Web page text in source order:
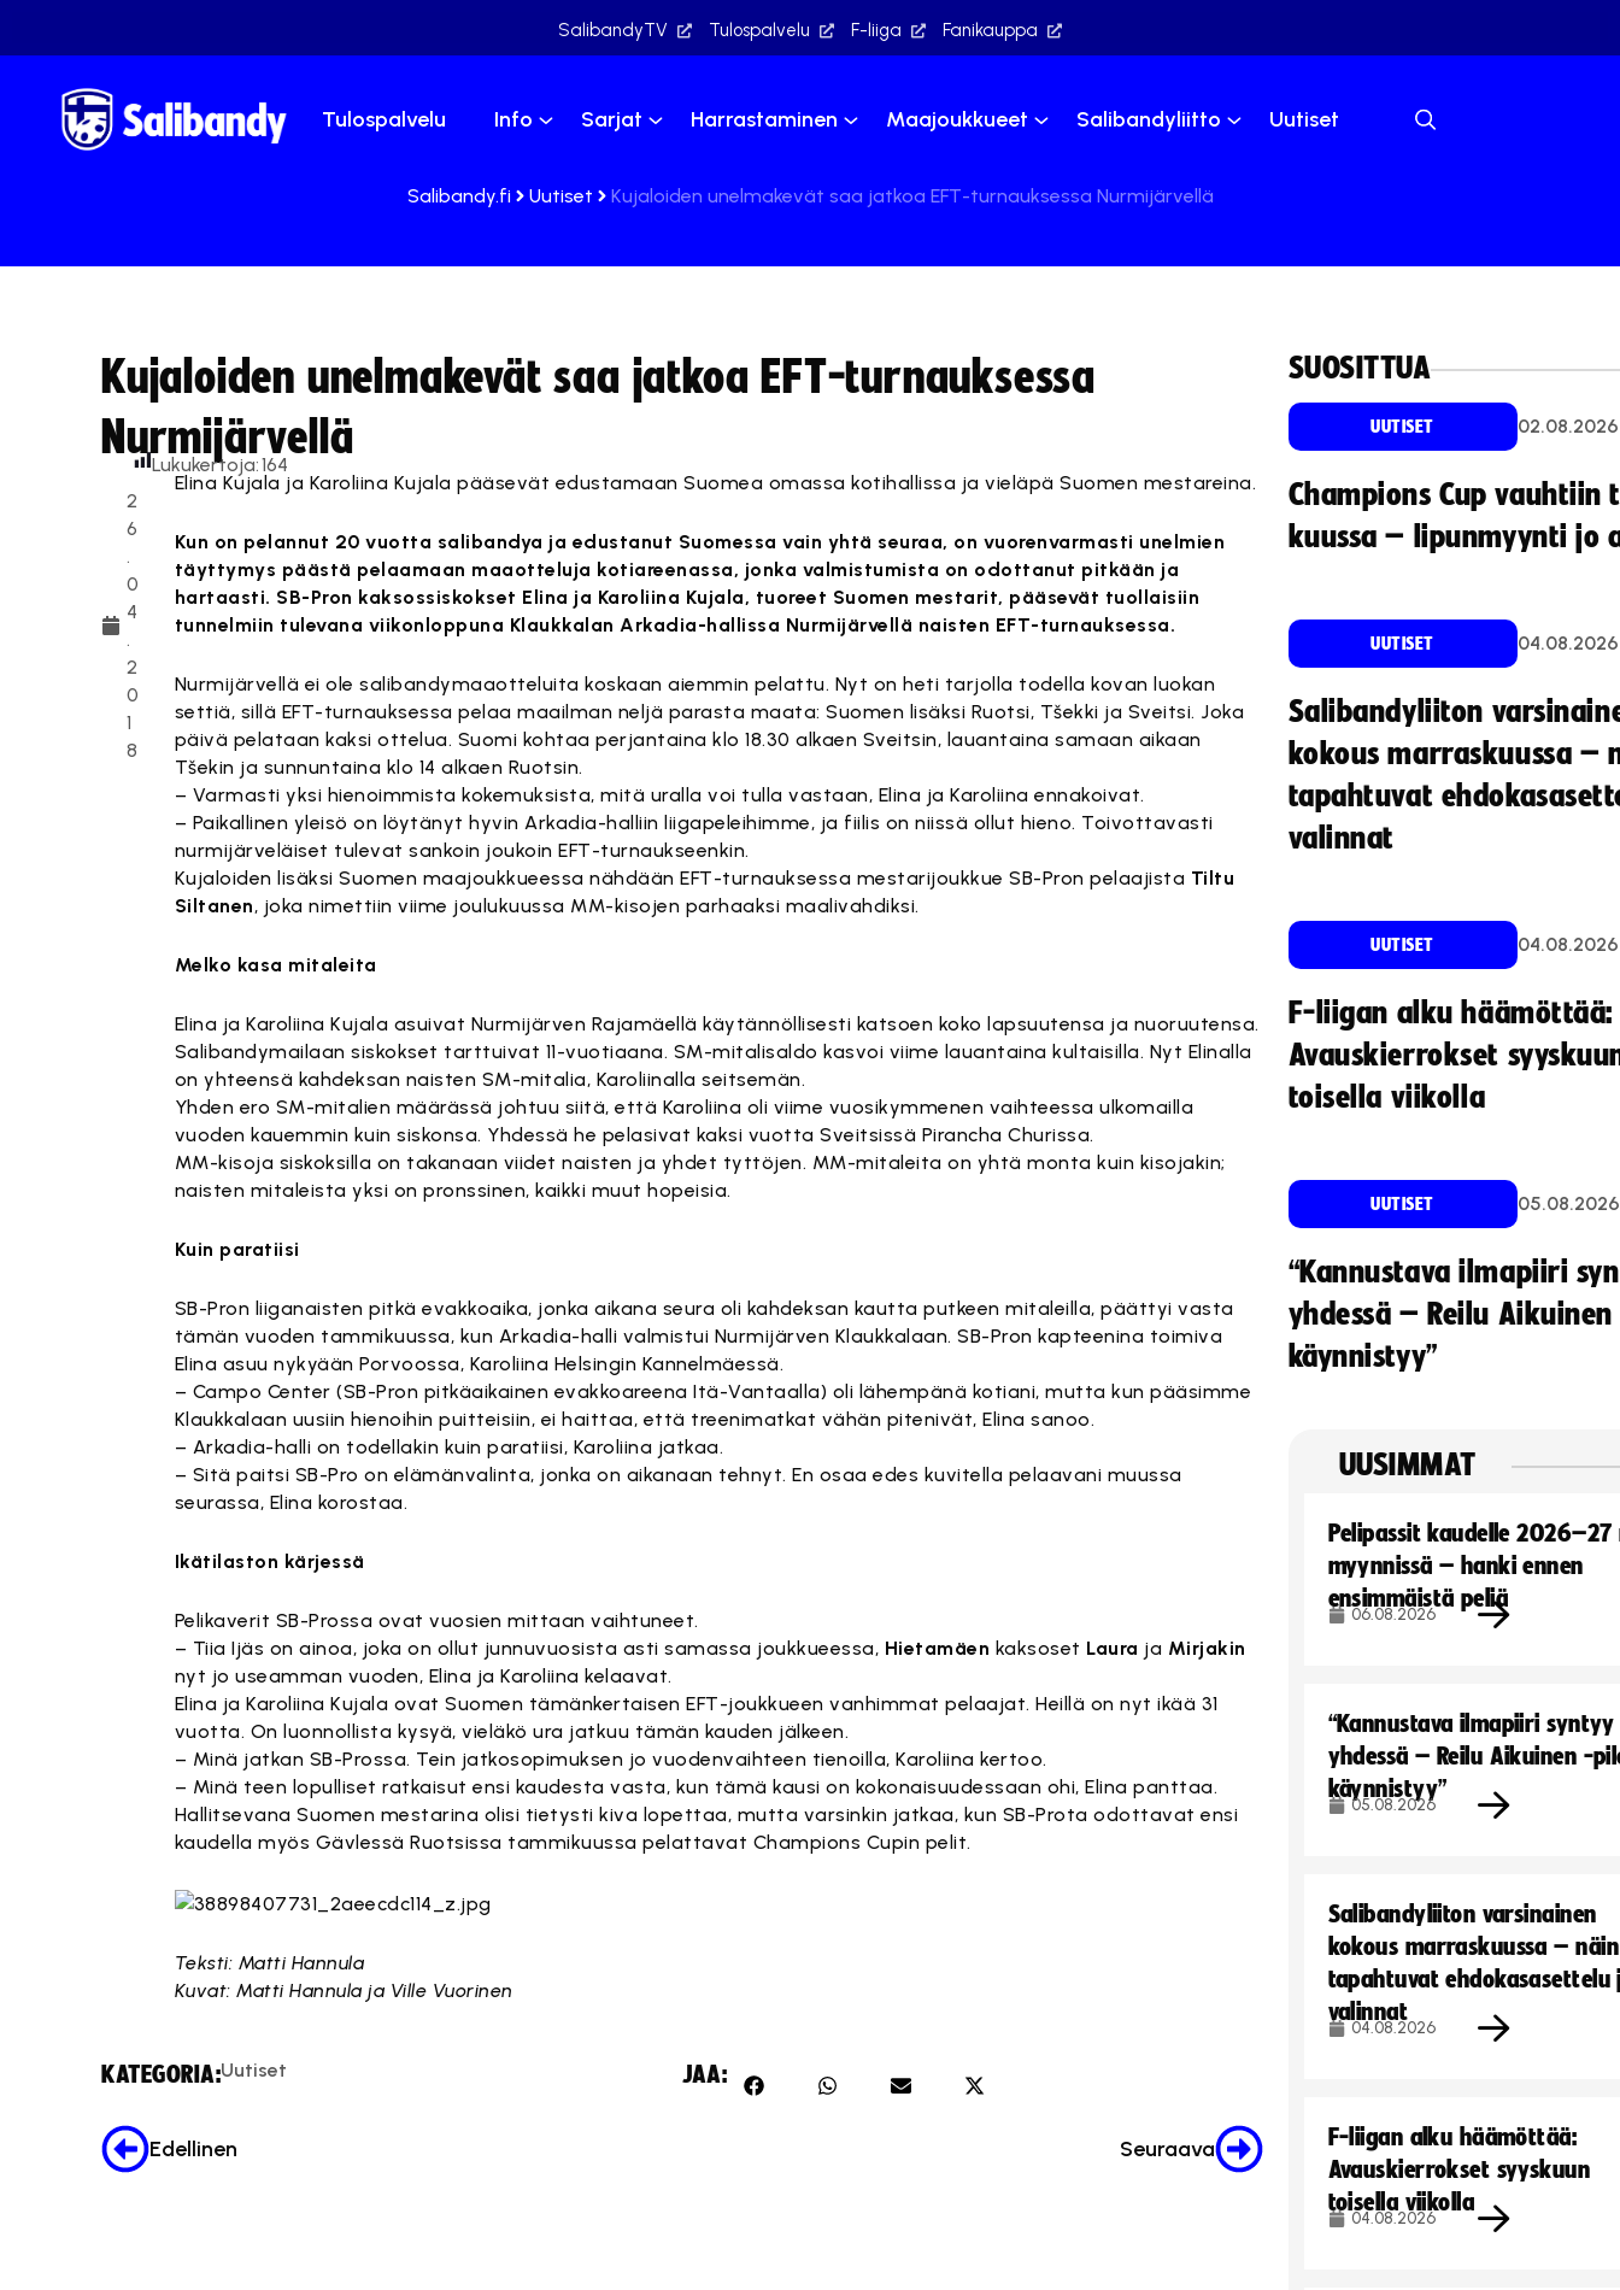
SalibandyTV Tulospalvelu F-liiga Fanikauppa
Tulospalvelu Info Sarjat Harrastaminen Maajoukkueet Salibandyliitto Uutiset
Salibandy.fi Uutiset Kujaloiden unelmakevät saa jatkoa EFT-turnauksessa Nurmijärvellä
Kujaloiden unelmakevät saa jatkoa EFT-turnauksessa
Nurmijärvellä
2
6
.
0
4
.
2
0
1
8
Lukukertoja:164
Elina Kujala ja Karoliina Kujala pääsevät edustamaan Suomea omassa kotihallissa ja vieläpä Suomen mestareina.
Kun on pelannut 20 vuotta salibandya ja edustanut Suomessa vain yhtä seuraa, on vuorenvarmasti unelmien
täyttymys päästä pelaamaan maaotteluja kotiareenassa, jonka valmistumista on odottanut pitkään ja
hartaasti. SB-Pron kaksossiskokset Elina ja Karoliina Kujala, tuoreet Suomen mestarit, pääsevät tuollaisiin
tunnelmiin tulevana viikonloppuna Klaukkalan Arkadia-hallissa Nurmijärvellä naisten EFT-turnauksessa.
Nurmijärvellä ei ole salibandymaaotteluita koskaan aiemmin pelattu. Nyt on heti tarjolla todella kovan luokan
settiä, sillä EFT-turnauksessa pelaa maailman neljä parasta maata: Suomen lisäksi Ruotsi, Tšekki ja Sveitsi. Joka
päivä pelataan kaksi ottelua. Suomi kohtaa perjantaina klo 18.30 alkaen Sveitsin, lauantaina samaan aikaan
Tšekin ja sunnuntaina klo 14 alkaen Ruotsin.
– Varmasti yksi hienoimmista kokemuksista, mitä uralla voi tulla vastaan, Elina ja Karoliina ennakoivat.
– Paikallinen yleisö on löytänyt hyvin Arkadia-halliin liigapeleihimme, ja fiilis on niissä ollut hieno. Toivottavasti
nurmijärveläiset tulevat sankoin joukoin EFT-turnaukseenkin.
Kujaloiden lisäksi Suomen maajoukkueessa nähdään EFT-turnauksessa mestarijoukkue SB-Pron pelaajista Tiltu
Siltanen, joka nimettiin viime joulukuussa MM-kisojen parhaaksi maalivahdiksi.
Melko kasa mitaleita
Elina ja Karoliina Kujala asuivat Nurmijärven Rajamäellä käytännöllisesti katsoen koko lapsuutensa ja nuoruutensa.
Salibandymailaan siskokset tarttuivat 11-vuotiaana. SM-mitalisaldo kasvoi viime lauantaina kultaisilla. Nyt Elinalla
on yhteensä kahdeksan naisten SM-mitalia, Karoliinalla seitsemän.
Yhden ero SM-mitalien määrässä johtuu siitä, että Karoliina oli viime vuosikymmenen vaihteessa ulkomailla
vuoden kauemmin kuin siskonsa. Yhdessä he pelasivat kaksi vuotta Sveitsissä Pirancha Churissa.
MM-kisoja siskoksilla on takanaan viidet naisten ja yhdet tyttöjen. MM-mitaleita on yhtä monta kuin kisojakin;
naisten mitaleista yksi on pronssinen, kaikki muut hopeisia.
Kuin paratiisi
SB-Pron liiganaisten pitkä evakkoaika, jonka aikana seura oli kahdeksan kautta putkeen mitaleilla, päättyi vasta
tämän vuoden tammikuussa, kun Arkadia-halli valmistui Nurmijärven Klaukkalaan. SB-Pron kapteenina toimiva
Elina asuu nykyään Porvoossa, Karoliina Helsingin Kannelmäessä.
– Campo Center (SB-Pron pitkäaikainen evakkoareena Itä-Vantaalla) oli lähempänä kotiani, mutta kun pääsimme
Klaukkalaan uusiin hienoihin puitteisiin, ei haittaa, että treenimatkat vähän pitenivät, Elina sanoo.
– Arkadia-halli on todellakin kuin paratiisi, Karoliina jatkaa.
– Sitä paitsi SB-Pro on elämänvalinta, jonka on aikanaan tehnyt. En osaa edes kuvitella pelaavani muussa
seurassa, Elina korostaa.
Ikätilaston kärjessä
Pelikaverit SB-Prossa ovat vuosien mittaan vaihtuneet.
– Tiia Ijäs on ainoa, joka on ollut junnuvuosista asti samassa joukkueessa, Hietamäen kaksoset Laura ja Mirjakin
nyt jo useamman vuoden, Elina ja Karoliina kelaavat.
Elina ja Karoliina Kujala ovat Suomen tämänkertaisen EFT-joukkueen vanhimmat pelaajat. Heillä on nyt ikää 31
vuotta. On luonnollista kysyä, vieläkö ura jatkuu tämän kauden jälkeen.
– Minä jatkan SB-Prossa. Tein jatkosopimuksen jo vuodenvaihteen tienoilla, Karoliina kertoo.
– Minä teen lopulliset ratkaisut ensi kaudesta vasta, kun tämä kausi on kokonaisuudessaan ohi, Elina panttaa.
Hallitsevana Suomen mestarina olisi tietysti kiva lopettaa, mutta varsinkin jatkaa, kun SB-Prota odottavat ensi
kaudella myös Gävlessä Ruotsissa tammikuussa pelattavat Champions Cupin pelit.
Teksti: Matti Hannula
Kuvat: Matti Hannula ja Ville Vuorinen
KATEGORIA:Uutiset JAA:
Edellinen Seuraava
SUOSITTUA
UUTISET 02.08.2026
Champions Cup vauhtiin
kuussa – lipunmyynti jo
UUTISET 04.08.2026
Salibandyliiton
kokous marraskuussa –
tapahtuvat
valinnat
UUTISET 04.08.2026
F-liigan alku häämöttää:
Avauskierrokset
toisella viikolla
UUTISET 05.08.2026
“Kannustava ilmapiiri
yhdessä – Reilu
käynnistyy”
UUSIMMAT
Pelipassit kaudelle
myynnissä – hanki ennen
ensimmäistä peliä
06.08.2026
“Kannustava ilmapiiri syntyy
yhdessä – Reilu Aikuinen -
käynnistyy”
05.08.2026
Salibandyliiton varsinainen
kokous marraskuussa – näin
tapahtuvat ehdokasasettelu
valinnat
04.08.2026
F-liigan alku häämöttää:
Avauskierrokset syyskuun
toisella viikolla
04.08.2026